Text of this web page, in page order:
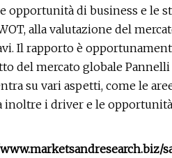
opportunità di business e le
alla valutazione del
Il rapporto è
del mercato globale
su vari aspetti, come le
i driver e le